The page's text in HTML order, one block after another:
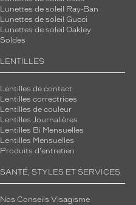
Lunettes de soleil Ray-Ban
Lunettes de soleil Gucci
Lunettes de soleil Oakley
Soldes
LENTILLES
Lentilles de contact
Lentilles correctrices
Lentilles de couleur
Lentilles Journalières
Lentilles Bi Mensuelles
Lentilles Mensuelles
Produits d'entretien
SANTÉ, STYLES ET SERVICES
Nos Conseils Visagisme